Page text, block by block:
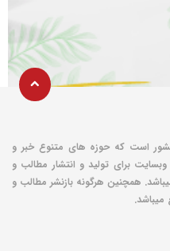
کشور است که حوزه های متنوع خبر و
برای تولید و انتشار مطالب و
همچنین هرگونه بازنشر مطالب و
میباشد.